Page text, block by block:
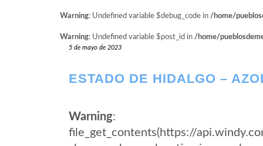
Warning: Undefined variable $debug_code in /home/
Warning: Undefined variable $post_id in /home/
5 de mayo de 2023
ESTADO DE HIDALGO –
Warning:
file_get_contents(https://